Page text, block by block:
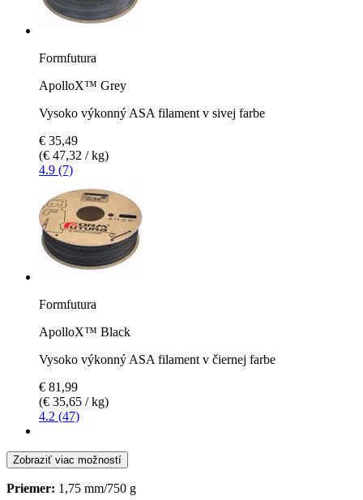
Formfutura
ApolloX™ Grey
Vysoko výkonný ASA filament v sivej farbe
€ 35,49
(€ 47,32 / kg)
4.9 (7)
Formfutura
ApolloX™ Black
Vysoko výkonný ASA filament v čiernej farbe
€ 81,99
(€ 35,65 / kg)
4.2 (47)
Zobraziť viac možností
Priemer: 1,75 mm/750 g